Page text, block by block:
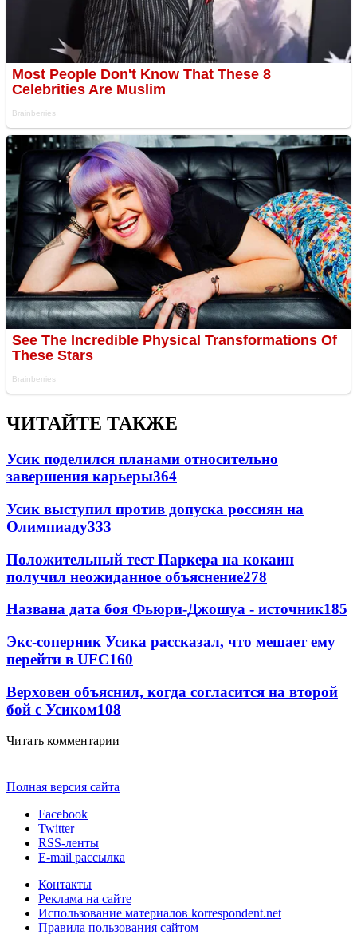
ЧИТАЙТЕ ТАКЖЕ
Усик поделился планами относительно
завершения карьеры364
Усик выступил против допуска россиян на
Олимпиаду333
Положительный тест Паркера на кокаин
получил неожиданное объяснение278
Названа дата боя Фьюри-Джошуа - источник185
Экс-соперник Усика рассказал, что мешает ему
перейти в UFC160
Верховен объяснил, когда согласится на второй
бой с Усиком108
Читать комментарии
Полная версия сайта
Facebook
Twitter
RSS-ленты
E-mail рассылка
Контакты
Реклама на сайте
Использование материалов korrespondent.net
Правила пользования сайтом